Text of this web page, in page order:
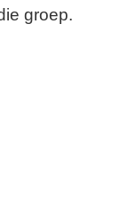
groep.